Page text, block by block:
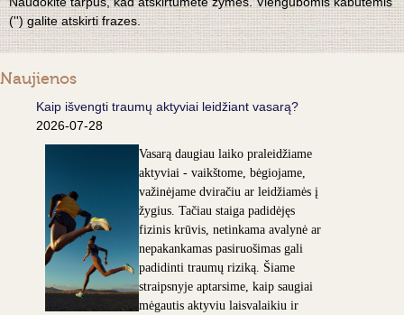
('') galite atskirti frazes.
Naujienos
Kaip išvengti traumų aktyviai leidžiant vasarą?
2026-07-28
Vasarą daugiau laiko praleidžiame
aktyviai - vaikštome, bėgiojame,
važinėjame dviračiu ar leidžiamės į
žygius. Tačiau staiga padidėjęs
fizinis krūvis, netinkama avalynė ar
nepakankamas pasiruošimas gali
padidinti traumų riziką. Šiame
straipsnyje aptarsime, kaip saugiai
mėgautis aktyviu laisvalaikiu ir